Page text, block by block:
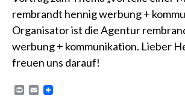
rembrandt hennig werbung +
Organisator ist die Agentur
werbung + kommunikation. Lieber
freuen uns darauf!
E